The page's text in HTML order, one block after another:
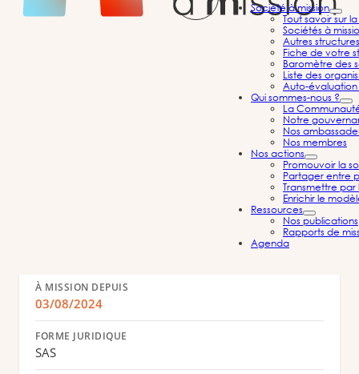
Société à mission
Tout savoir sur
Sociétés à
Autres
Fiche de votre
Baromètre des
Liste des
Auto-évaluation
Qui sommes-nous ?
La
Notre
Nos
Nos membres
Nos actions
Promouvoir la
Partager entre
Transmettre
Enrichir le
Ressources
Nos publications
Rapports de
Agenda
Acteur de l’expertise-comptable, de l’audit et du
Ile-de-France
À MISSION DEPUIS
03/08/2024
FORME JURIDIQUE
SAS